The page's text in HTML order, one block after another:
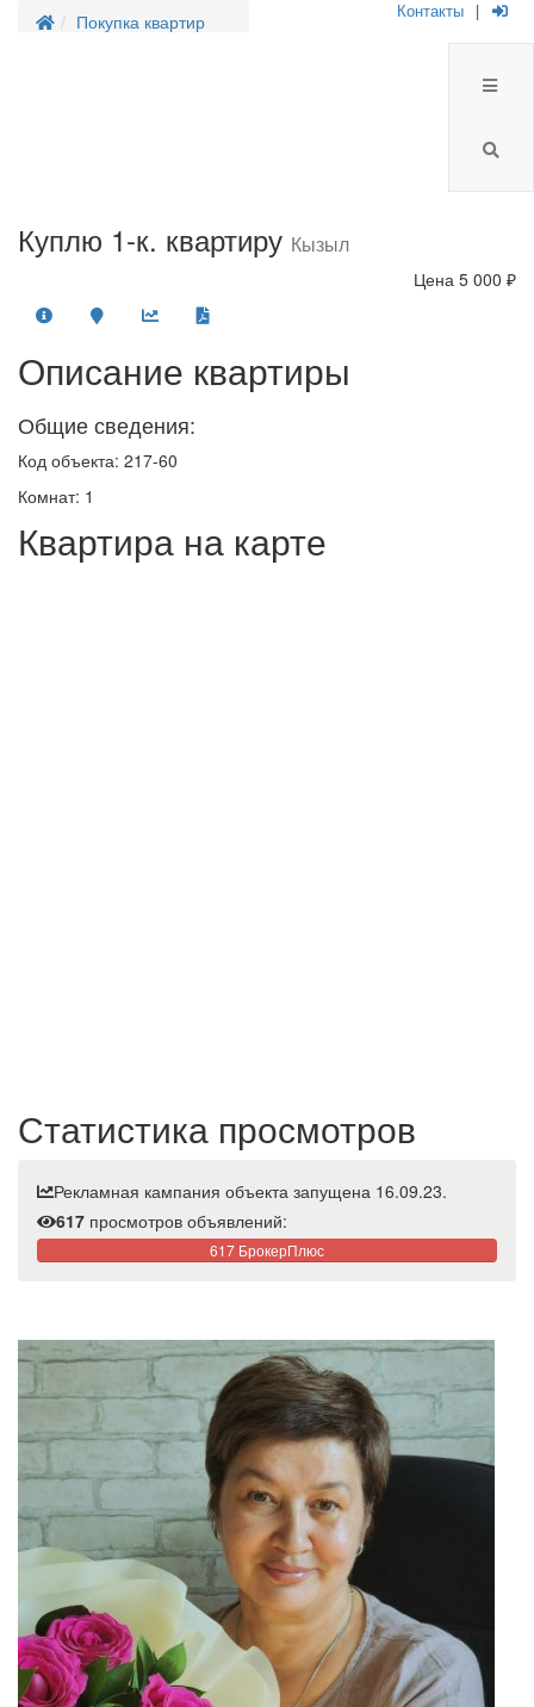
Покупка квартир Контакты |
Куплю 1-к. квартиру Кызыл
Цена 5 000 ₽
Описание квартиры
Общие сведения:
Код объекта: 217-60
Комнат: 1
Квартира на карте
Статистика просмотров
Рекламная кампания объекта запущена 16.09.23.
617 просмотров объявлений:
617 БрокерПлюс